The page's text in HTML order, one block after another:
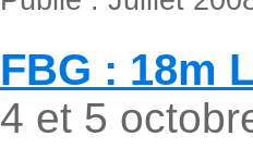
FBG : 18m
4 et 5